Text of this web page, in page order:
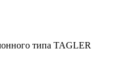
типа TAGLER